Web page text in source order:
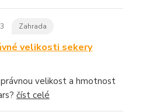
Zahrada
velikosti sekery
velikost a hmotnost
číst celé